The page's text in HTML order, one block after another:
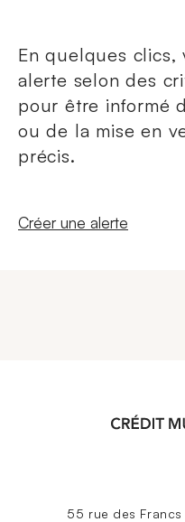
En quelques clics,
alerte selon des
pour être informé
ou de la mise en
précis.
Nouvelle fenêtre
Créer une alerte
55 rue des